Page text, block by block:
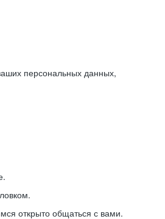
персональных данных,
открыто общаться с вами.